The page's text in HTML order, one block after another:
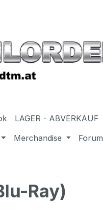
LAGER - ABVERKAUF
Merchandise Forum
Ray)